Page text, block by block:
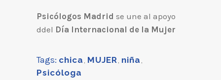
Psicólogos Madrid se une al apoyo
ddel Día Internacional de la Mujer
Tags: chica, MUJER, niña,
Psicóloga